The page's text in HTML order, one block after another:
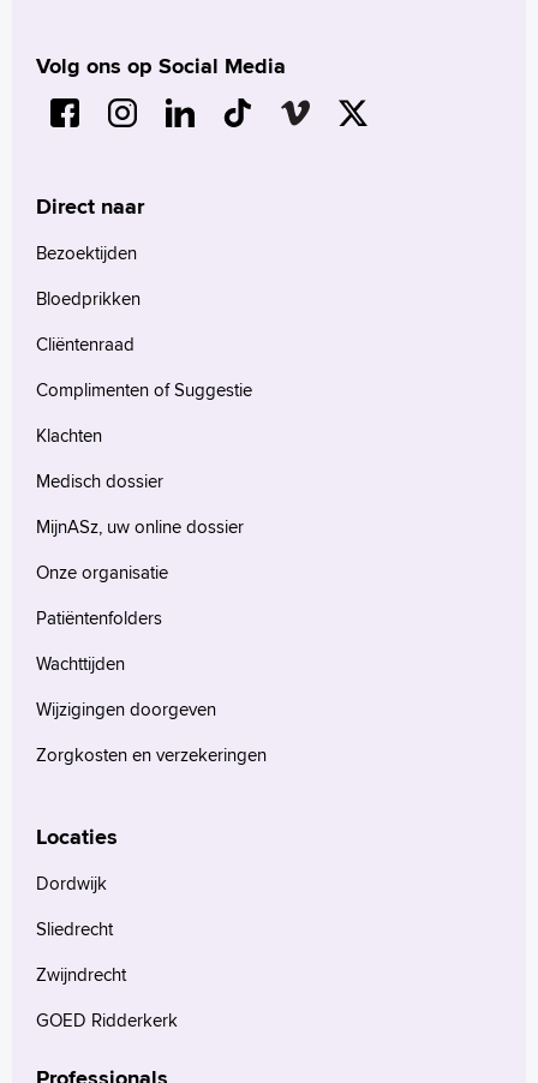
Volg ons op Social Media
Direct naar
Bezoektijden
Bloedprikken
Cliëntenraad
Complimenten of Suggestie
Klachten
Medisch dossier
MijnASz, uw online dossier
Onze organisatie
Patiëntenfolders
Wachttijden
Wijzigingen doorgeven
Zorgkosten en verzekeringen
Locaties
Dordwijk
Sliedrecht
Zwijndrecht
GOED Ridderkerk